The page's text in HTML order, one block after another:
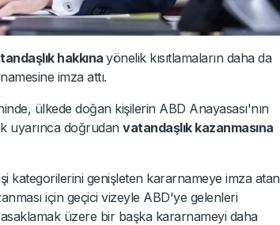
hakkına yönelik kısıtlamaların daha da
imza attı.
ülkede doğan kişilerin ABD Anayasası'nın
uyarınca doğrudan vatandaşlık kazanmasına
kategorilerini genişleten kararnameye imza atan
için geçici vizeyle ABD'ye gelenleri
üzere bir başka kararnameyi daha